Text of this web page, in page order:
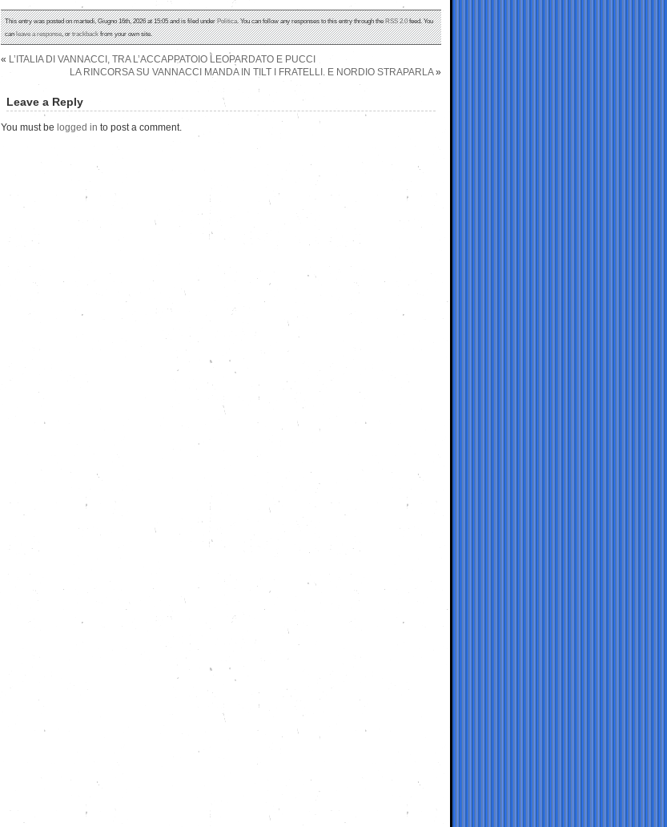
This entry was posted on martedì, Giugno 16th, 2026 at 15:05 and is filed underPolitica. You can follow any responses to this entry through theRSS 2.0feed. You
canleave a response, ortrackbackfrom your own site.
« L’ITALIA DI VANNACCI, TRA L’ACCAPPATOIO LEOPARDATO E PUCCI
LA RINCORSA SU VANNACCI MANDA IN TILT I FRATELLI. E NORDIO STRAPARLA»
Leave a Reply
You must be logged in to post a comment.